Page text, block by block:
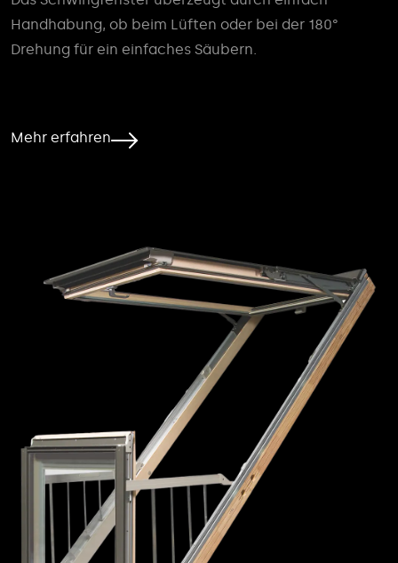
Handhabung, ob beim Lüften oder bei der 180°
Drehung für ein einfaches Säubern.
Mehr erfahren